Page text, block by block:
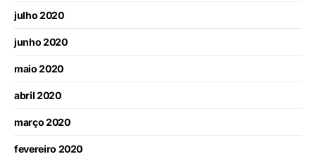
julho 2020
junho 2020
maio 2020
abril 2020
março 2020
fevereiro 2020